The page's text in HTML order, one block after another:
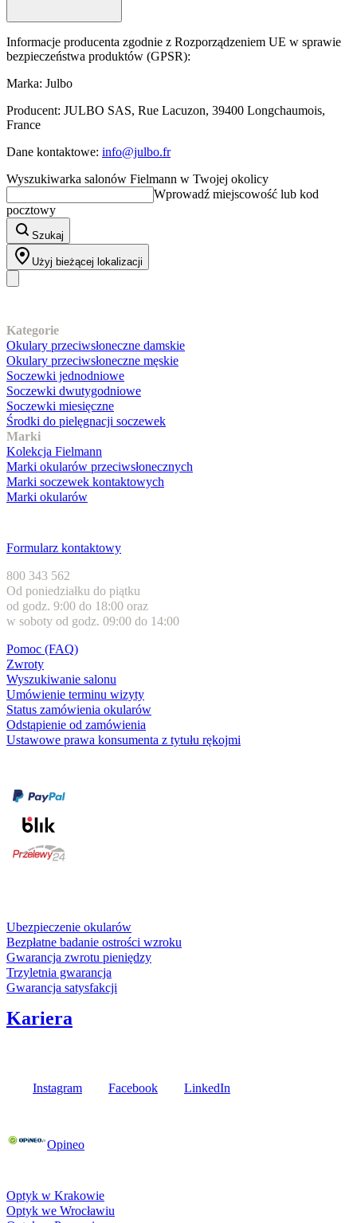
Informacje producenta zgodnie z Rozporządzeniem UE w sprawie
bezpieczeństwa produktów (GPSR):
Marka: Julbo
Producent: JULBO SAS, Rue Lacuzon, 39400 Longchaumois,
France
Dane kontaktowe: info@julbo.fr
Wyszukiwarka salonów Fielmann w Twojej okolicy
Wprowadź miejscowość lub kod
pocztowy
Szukaj
Użyj bieżącej lokalizacji
Kategorie
Okulary przeciwsłoneczne damskie
Okulary przeciwsłoneczne męskie
Soczewki jednodniowe
Soczewki dwutygodniowe
Soczewki miesięczne
Środki do pielęgnacji soczewek
Marki
Kolekcja Fielmann
Marki okularów przeciwsłonecznych
Marki soczewek kontaktowych
Marki okularów
Formularz kontaktowy
800 343 562
Od poniedziałku do piątku
od godz. 9:00 do 18:00 oraz
w soboty od godz. 09:00 do 14:00
Pomoc (FAQ)
Zwroty
Wyszukiwanie salonu
Umówienie terminu wizyty
Status zamówienia okularów
Odstąpienie od zamówienia
Ustawowe prawa konsumenta z tytułu rękojmi
Ubezpieczenie okularów
Bezpłatne badanie ostrości wzroku
Gwarancja zwrotu pieniędzy
Trzyletnia gwarancja
Gwarancja satysfakcji
Kariera
Instagram Facebook LinkedIn
Opineo
Optyk w Krakowie
Optyk we Wrocławiu